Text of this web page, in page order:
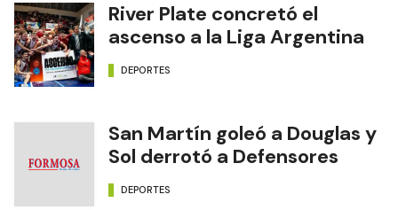
River Plate concretó el
ascenso a la Liga Argentina
DEPORTES
San Martín goleó a Douglas y
Sol derrotó a Defensores
DEPORTES